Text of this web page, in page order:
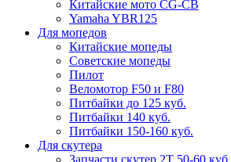
Китайские мото CG-CB
Yamaha YBR125
Для мопедов
Китайские мопеды
Советские мопеды
Пилот
Веломотор F50 и F80
Питбайки до 125 куб.
Питбайки 140 куб.
Питбайки 150-160 куб.
Для скутера
Запчасти скутер 2Т 50-60 куб.